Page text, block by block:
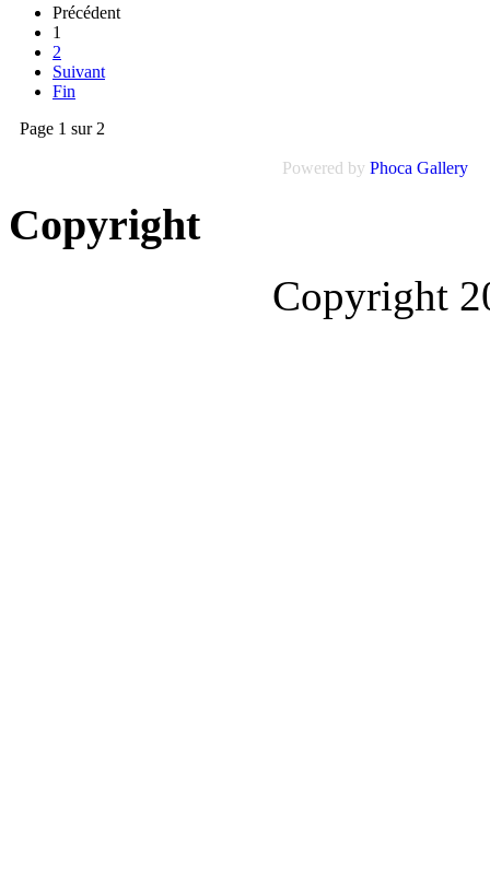
Précédent
1
2
Suivant
Fin
Page 1 sur 2
Powered by Phoca Gallery
Copyright
Copyright